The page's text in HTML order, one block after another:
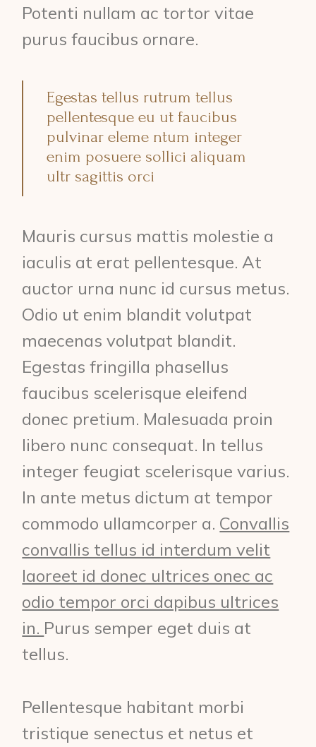
Potenti nullam ac tortor vitae
purus faucibus ornare.
Egestas tellus rutrum tellus
pellentesque eu ut faucibus
pulvinar eleme ntum integer
enim posuere sollici aliquam
ultr sagittis orci
Mauris cursus mattis molestie a
iaculis at erat pellentesque. At
auctor urna nunc id cursus metus.
Odio ut enim blandit volutpat
maecenas volutpat blandit.
Egestas fringilla phasellus
faucibus scelerisque eleifend
donec pretium. Malesuada proin
libero nunc consequat. In tellus
integer feugiat scelerisque varius.
In ante metus dictum at tempor
commodo ullamcorper a. Convallis
convallis tellus id interdum velit
laoreet id donec ultrices onec ac
odio tempor orci dapibus ultrices
in. Purus semper eget duis at
tellus.
Pellentesque habitant morbi
tristique senectus et netus et